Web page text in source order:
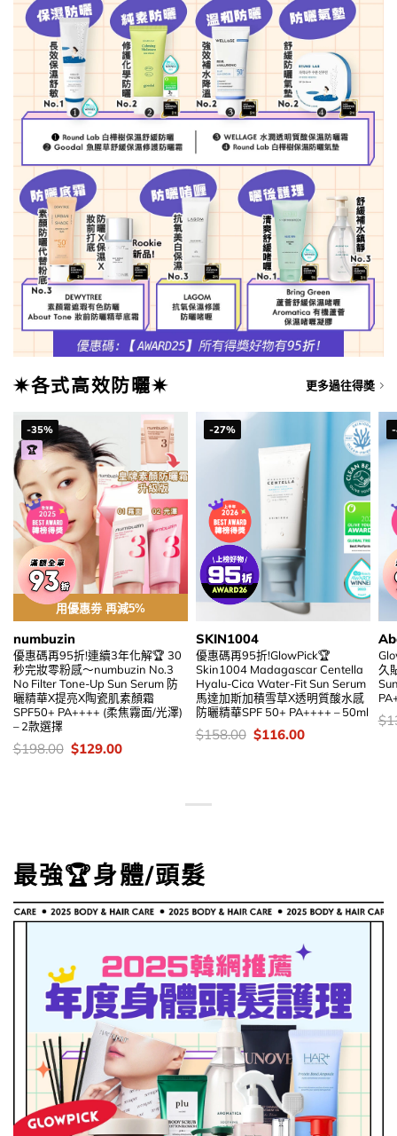
✷各式高效防曬✷ 更多過往得奬
-35%
🏆
用優惠劵 再減5%
numbuzin
優惠碼再95折!連續3年化解🏆 30
秒完妝零粉感～numbuzin No.3
No Filter Tone-Up Sun Serum 防
曬精華X提亮X陶瓷肌素顏霜
SPF50+ PA++++ (柔焦霧面/光澤)
– 2款選擇
價
$198.00 Original
$129.00Current
-27%
SKIN1004
優惠碼再95折!GlowPick🏆
Skin1004 Madagascar Centella
Hyalu-Cica Water-Fit Sun Serum
馬達加斯加積雪草X透明質酸水感
防曬精華SPF 50+ PA++++ – 50ml
價
$158.00 Original
$116.00Current
久
價
$
最強🏆身體/頭髮